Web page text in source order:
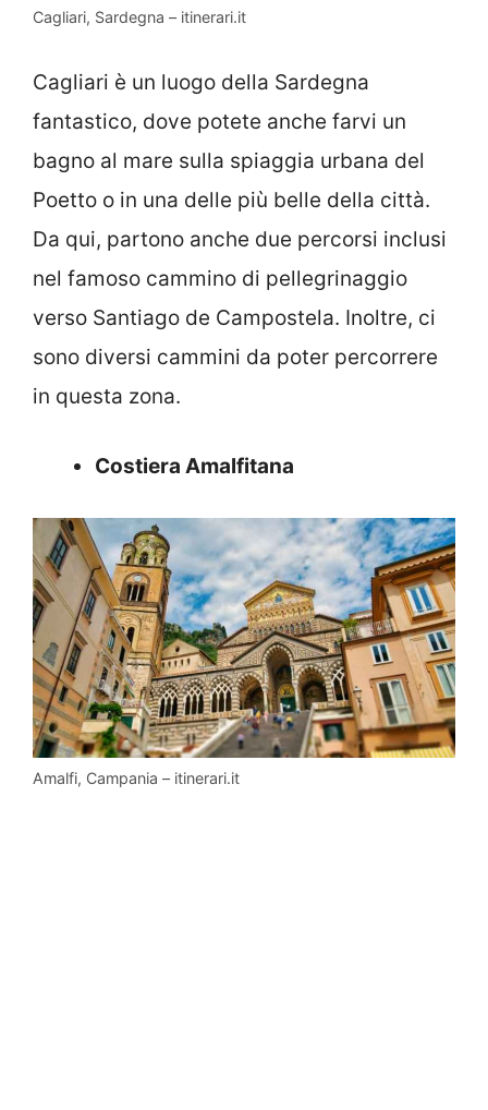
Cagliari, Sardegna – itinerari.it
Cagliari è un luogo della Sardegna
fantastico, dove potete anche farvi un
bagno al mare sulla spiaggia urbana del
Poetto o in una delle più belle della città.
Da qui, partono anche due percorsi inclusi
nel famoso cammino di pellegrinaggio
verso Santiago de Campostela. Inoltre, ci
sono diversi cammini da poter percorrere
in questa zona.
Costiera Amalfitana
Amalfi, Campania – itinerari.it